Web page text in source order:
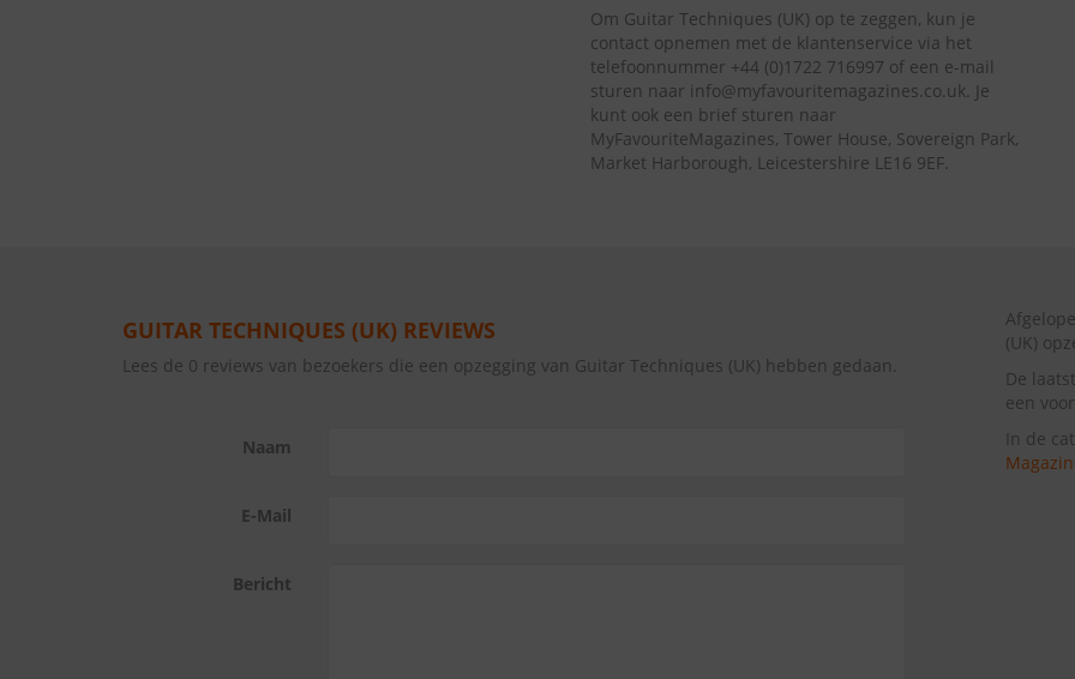
Om Guitar Techniques (UK) op te zeggen, kun je
contact opnemen met de klantenservice via het
telefoonnummer +44 (0)1722 716997 of een e-mail
sturen naar info@myfavouritemagazines.co.uk. Je
kunt ook een brief sturen naar
MyFavouriteMagazines, Tower House, Sovereign Park,
Market Harborough, Leicestershire LE16 9EF.
GUITAR TECHNIQUES (UK) REVIEWS
Lees de 0 reviews van bezoekers die een opzegging van Guitar Techniques (UK) hebben gedaan.
Naam
E-Mail
Bericht
(UK)
De
een
In de